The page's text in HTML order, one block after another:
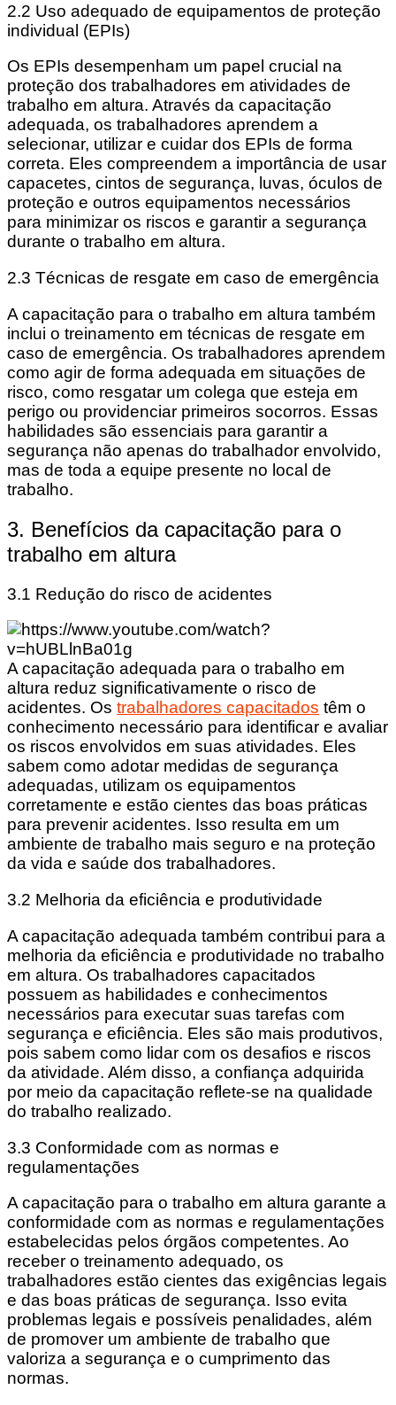
2.2 Uso adequado de equipamentos de proteção
individual (EPIs)
Os EPIs desempenham um papel crucial na
proteção dos trabalhadores em atividades de
trabalho em altura. Através da capacitação
adequada, os trabalhadores aprendem a
selecionar, utilizar e cuidar dos EPIs de forma
correta. Eles compreendem a importância de usar
capacetes, cintos de segurança, luvas, óculos de
proteção e outros equipamentos necessários
para minimizar os riscos e garantir a segurança
durante o trabalho em altura.
2.3 Técnicas de resgate em caso de emergência
A capacitação para o trabalho em altura também
inclui o treinamento em técnicas de resgate em
caso de emergência. Os trabalhadores aprendem
como agir de forma adequada em situações de
risco, como resgatar um colega que esteja em
perigo ou providenciar primeiros socorros. Essas
habilidades são essenciais para garantir a
segurança não apenas do trabalhador envolvido,
mas de toda a equipe presente no local de
trabalho.
3. Benefícios da capacitação para o
trabalho em altura
3.1 Redução do risco de acidentes
A capacitação adequada para o trabalho em
altura reduz significativamente o risco de
acidentes. Os trabalhadores capacitados têm o
conhecimento necessário para identificar e avaliar
os riscos envolvidos em suas atividades. Eles
sabem como adotar medidas de segurança
adequadas, utilizam os equipamentos
corretamente e estão cientes das boas práticas
para prevenir acidentes. Isso resulta em um
ambiente de trabalho mais seguro e na proteção
da vida e saúde dos trabalhadores.
3.2 Melhoria da eficiência e produtividade
A capacitação adequada também contribui para a
melhoria da eficiência e produtividade no trabalho
em altura. Os trabalhadores capacitados
possuem as habilidades e conhecimentos
necessários para executar suas tarefas com
segurança e eficiência. Eles são mais produtivos,
pois sabem como lidar com os desafios e riscos
da atividade. Além disso, a confiança adquirida
por meio da capacitação reflete-se na qualidade
do trabalho realizado.
3.3 Conformidade com as normas e
regulamentações
A capacitação para o trabalho em altura garante a
conformidade com as normas e regulamentações
estabelecidas pelos órgãos competentes. Ao
receber o treinamento adequado, os
trabalhadores estão cientes das exigências legais
e das boas práticas de segurança. Isso evita
problemas legais e possíveis penalidades, além
de promover um ambiente de trabalho que
valoriza a segurança e o cumprimento das
normas.